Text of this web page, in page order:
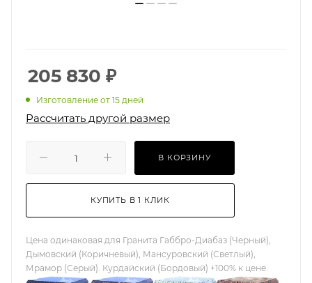
205 830 ₽
Изготовление от 15 дней
Рассчитать другой размер
В КОРЗИНУ
КУПИТЬ В 1 КЛИК
Цена одинаковая для Гранита Габбро-Диабаз (Черный),
Дымовский (Коричневый), Мансуровский (Светлый),
Мрамор (Серый). Курдайский (Бордовый) +100% к цене.